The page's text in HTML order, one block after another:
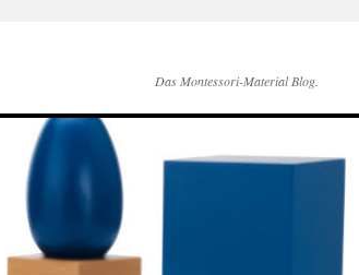
Das Montessori-Material Blog.